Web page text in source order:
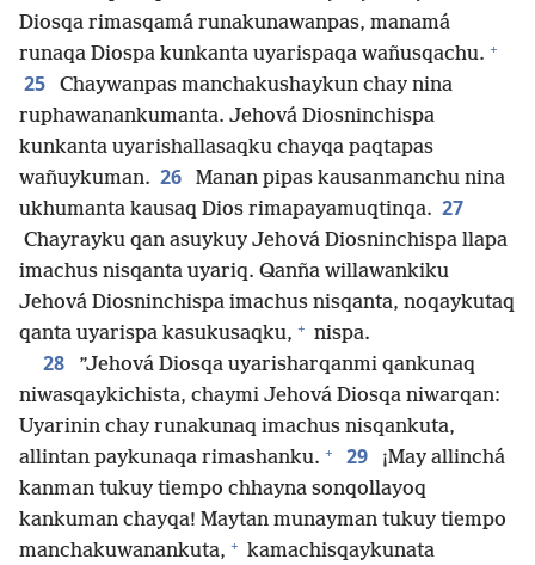
Diosqa rimasqamá runakunawanpas, manamá
runaqa Diospa kunkanta uyarispaqa wañusqachu. +
25
Chaywanpas manchakushaykun chay nina
ruphawanankumanta. Jehová Diosninchispa
kunkanta uyarishallasaqku chayqa paqtapas
wañuykuman. 26
Manan pipas kausanmanchu nina
ukhumanta kausaq Dios rimapayamuqtinqa. 27
Chayrayku qan asuykuy Jehová Diosninchispa llapa
imachus nisqanta uyariq. Qanña willawankiku
Jehová Diosninchispa imachus nisqanta, noqaykutaq
qanta uyarispa kasukusaqku, + nispa.
28
”Jehová Diosqa uyarisharqanmi qankunaq
niwasqaykichista, chaymi Jehová Diosqa niwarqan:
Uyarinin chay runakunaq imachus nisqankuta,
allintan paykunaqa rimashanku. + 29
¡May allinchá
kanman tukuy tiempo chhayna sonqollayoq
kankuman chayqa! Maytan munayman tukuy tiempo
manchakuwanankuta, + kamachisqaykunata